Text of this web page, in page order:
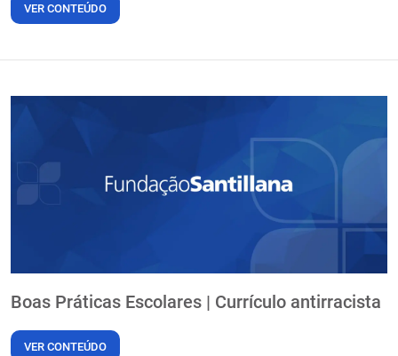
VER CONTEÚDO
Boas Práticas Escolares | Currículo antirracista
VER CONTEÚDO